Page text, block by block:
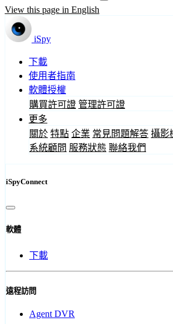
View this page in English
iSpy
下載
使用者指南
軟體授權
購買許可證 管理許可證
更多
關於 特點 企業 常見問題解答 攝影
系統顧問 服務狀態 聯絡我們
iSpyConnect
軟體
下載
遠程訪問
Agent DVR